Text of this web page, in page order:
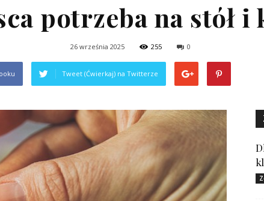
potrzeba na stół i
26 września 2025 255 0
Tweet (Ćwierkaj) na Twitterze